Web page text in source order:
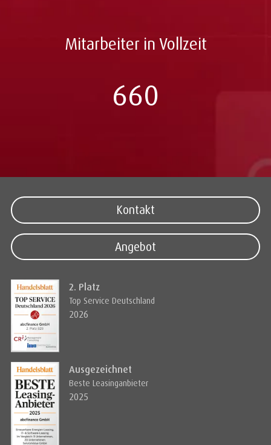
Mitarbeiter in Vollzeit
660
Kontakt
Angebot
2. Platz
Top Service Deutschland
2026
Ausgezeichnet
Beste Leasinganbieter
2025